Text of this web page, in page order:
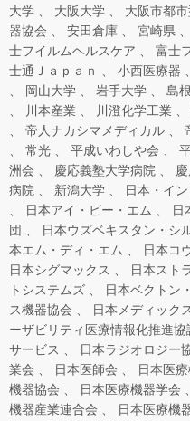
大学
大阪大学 大阪市都
器協会
安田倉庫 宮崎県
士フイルムヘルスケア
富士
士通Ｊａｐａｎ
小西医療器
岡山大学
岩手大学 島
川本産業
川澄化学工業
帝人ナカシマメディカル
常光
平成いわしや会
洲会
慶応義塾大学病院
病院
新潟大学 日本・イ
日本アイ・ビー・エム
日
団
日本ウズベキスタン・シ
本エム・ディ・エム
日本コ
日本シグマックス
日本スト
トシステムズ
日本ベクトン
ス機器協会
日本メディック
ーザビリティ医療情報化推進協
サービス
日本ラジオロジー
業会
日本医師会 日本医
機器協会
日本医療機器学会
機器産業連合会
日本医療機